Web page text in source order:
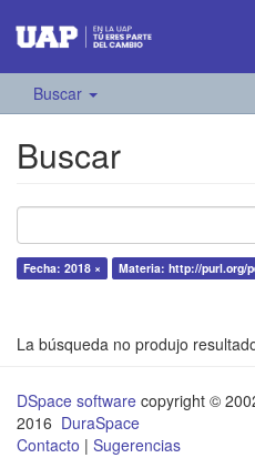
Buscar
Buscar
Fecha: 2018 × Materia: http://purl.org/
La búsqueda no produjo
DSpace software copyright ©
2016 DuraSpace
Contacto | Sugerencias